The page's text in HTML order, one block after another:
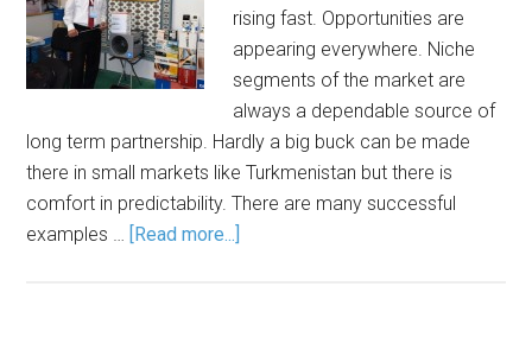
rising fast. Opportunities are
appearing everywhere. Niche
segments of the market are
always a dependable source of
long term partnership. Hardly a big buck can be made
there in small markets like Turkmenistan but there is
comfort in predictability. There are many successful
examples … [Read more...]